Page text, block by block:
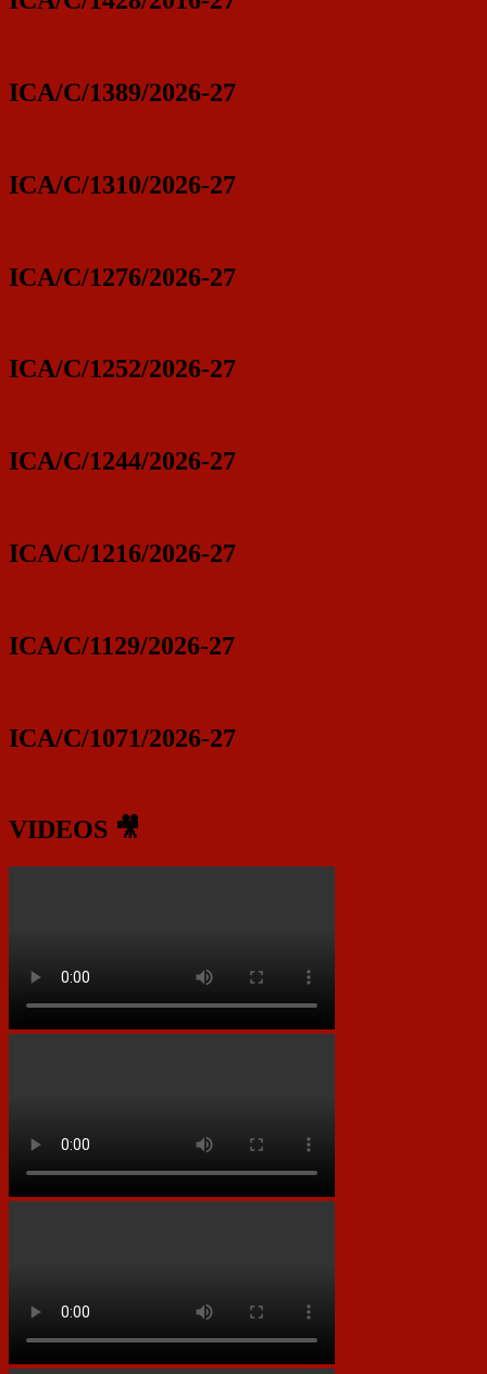
ICA/C/1389/2026-27
ICA/C/1310/2026-27
ICA/C/1276/2026-27
ICA/C/1252/2026-27
ICA/C/1244/2026-27
ICA/C/1216/2026-27
ICA/C/1129/2026-27
ICA/C/1071/2026-27
VIDEOS 🎥